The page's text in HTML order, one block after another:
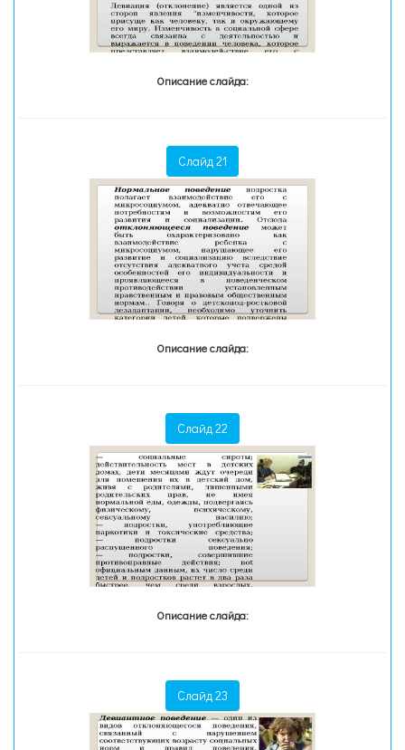
Описание слайда:
Слайд 21
Описание слайда:
Слайд 22
Описание слайда:
Слайд 23